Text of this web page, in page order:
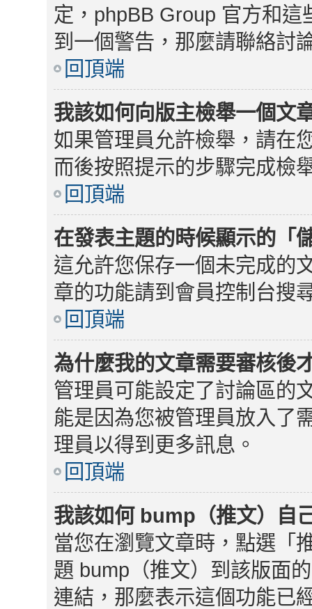
定，phpBB Group 官方和
到一個警告，那麼請聯絡討
回頂端
我該如何向版主檢舉一個文
如果管理員允許檢舉，請在
而後按照提示的步驟完成檢
回頂端
在發表主題的時候顯示的「
這允許您保存一個未完成的
章的功能請到會員控制台搜
回頂端
為什麼我的文章需要審核後
管理員可能設定了討論區的
能是因為您被管理員放入了
理員以得到更多訊息。
回頂端
我該如何 bump（推文）自
當您在瀏覽文章時，點選「
題 bump（推文）到該版面
連結，那麼表示這個功能已